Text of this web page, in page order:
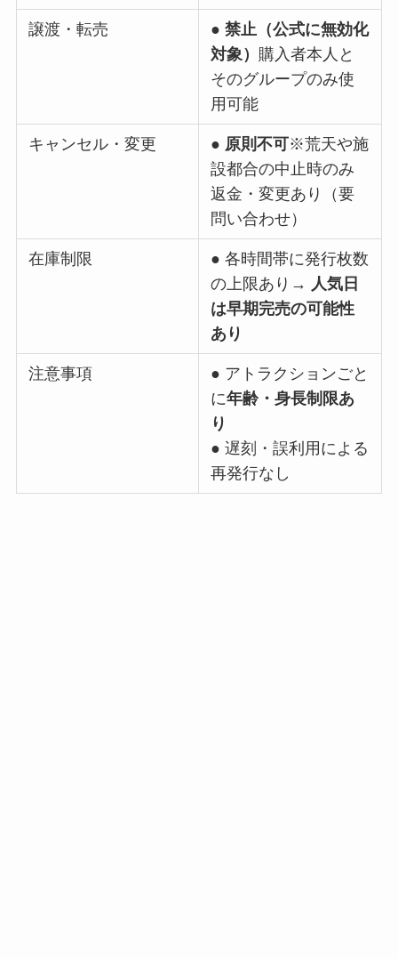
譲渡・転売 ●禁止（公式に無効化
対象） 購入者本人と
そのグループのみ使
用可能
キャンセル・変更 ● 原則不可※荒天や施
設都合の中止時のみ
返金・変更あり（要
問い合わせ）
在庫制限
● 各時間帯に発行枚数
の上限あり→ 人気日
は早期完売の可能性
あり
注意事項
● アトラクションごと
に年齢・身長制限あ
り
● 遅刻・誤利用による
再発行なし